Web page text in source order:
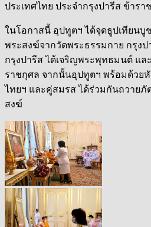
ประเทศไทย ประจำกรุงปารีส ข้าร
ในโอกาสนี้ อุปทูตฯ ได้จุดธูปเทียน
พระสงฆ์จากวัดพระธรรมกาย กรุง
กรุงปารีส ได้เจริญพระพุทธมนต์ แล
ราชกุศล จากนั้นอุปทูตฯ พร้อมด้วย
ไทยฯ และคู่สมรส ได้ร่วมกันถวายภั
สงฆ์